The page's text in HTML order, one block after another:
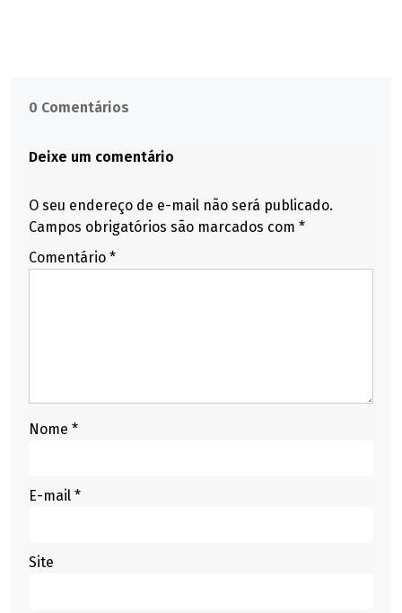
0 Comentários
Deixe um comentário
O seu endereço de e-mail não será publicado.
Campos obrigatórios são marcados com *
Comentário *
Nome *
E-mail *
Site